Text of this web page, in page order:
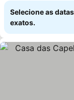
Selecione as
exatos.